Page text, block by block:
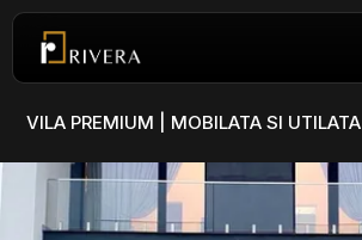
VILA PREMIUM | MOBILATA SI UTILATA